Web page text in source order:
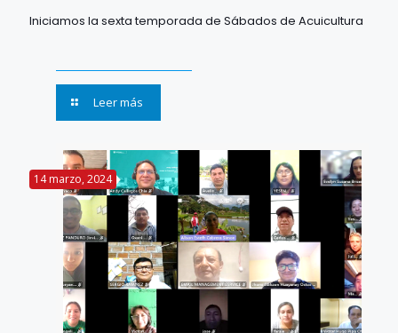
Iniciamos la sexta temporada de Sábados de Acuicultura
Leer más
14 marzo, 2024